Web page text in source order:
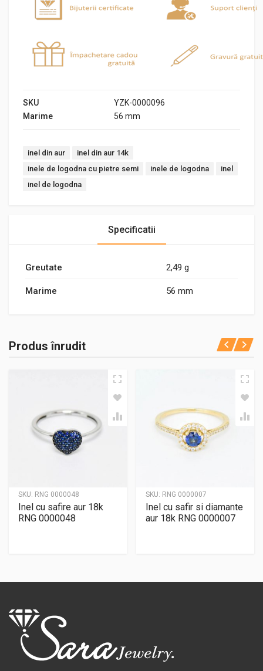
SKU
YZK-0000096
Marime
56 mm
Tags:
inel din aur
inel din aur 14k
inele de logodna cu pietre semi
inele de logodna
inel
inel de logodna
Specificatii
Greutate 2,49 g
Marime 56 mm
Produs înrudit
SKU: RNG 0000048
Inel cu safire aur 18k
RNG 0000048
SKU: RNG 0000007
Inel cu safir si diamante
aur 18k RNG 0000007